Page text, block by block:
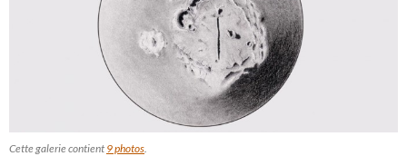
Cette galerie contient 9 photos